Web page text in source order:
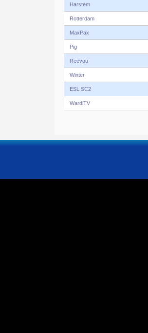
Harstem
Rotterdam
MaxPax
Pig
Reevou
Winter
ESL SC2
WardiTV